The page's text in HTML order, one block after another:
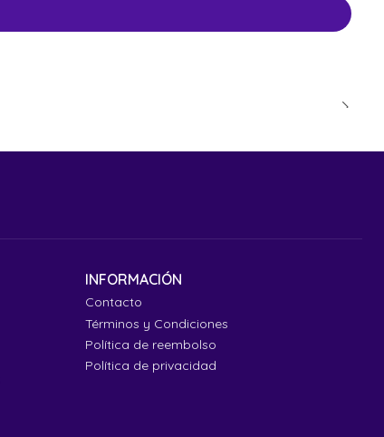
INFORMACIÓN
Contacto
Términos y Condiciones
Política de reembolso
Política de privacidad